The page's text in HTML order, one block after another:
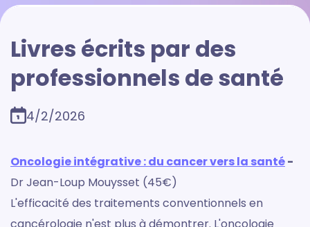
Livres écrits par des
professionnels de santé
4/2/2026
Oncologie intégrative : du cancer vers la santé-
Dr Jean-Loup Mouysset (45€)
L'efficacité des traitements conventionnels en